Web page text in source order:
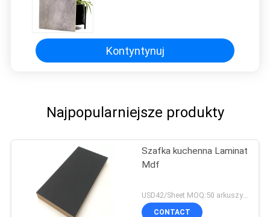
POLICY
Kontyntynuj
Najpopularniejsze produkty
Szafka kuchenna Laminat
Mdf
USD42/Sheet MOQ:50 arkuszy / kolor .400 arkuszy / zamówienie
CONTACT